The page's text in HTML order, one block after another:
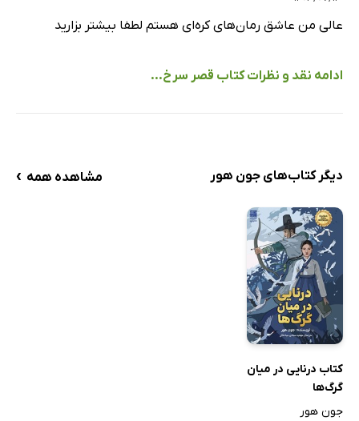
عالی من عاشق رمان‌های کره‌ای هستم لطفا بیشتر بزارید
ادامه نقد و نظرات کتاب قصر سرخ...
دیگر کتاب‌های جون هور مشاهده همه ›
کتاب درنایی در میان
گرگ‌ها
جون هور